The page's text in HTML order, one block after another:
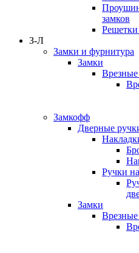
замков
З-Л
Замки и фурнитура
Замки
Врезные
Замкофф
Дверные
Ручки
Замки
Врезные